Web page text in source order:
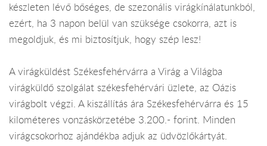
készleten lévő bőséges, de szezonális virágkínálatunkból,
ezért, ha 3 napon belül van szüksége csokorra, azt is
megoldjuk, és mi biztosítjuk, hogy szép lesz!
A virágküldést Székesfehérvárra a Virág a Világba
virágküldő szolgálat székesfehérvári üzlete, az Oázis
virágbolt végzi. A kiszállítás ára Székesfehérvárra és 15
kilométeres vonzáskörzetébe 3.200.- forint. Minden
virágcsokorhoz ajándékba adjuk az üdvözlőkártyát.